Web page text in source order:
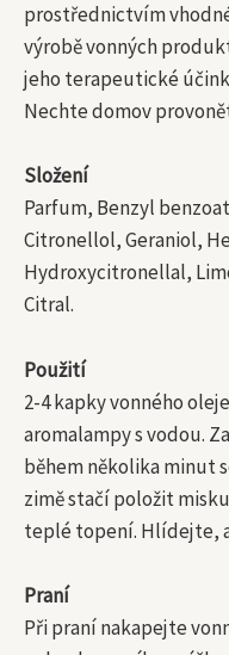
prostřednictvím
výrobě vonných
jeho terapeutické
Nechte domov
Složení
Parfum, Benzyl
Citronellol, Geraniol,
Hydroxycitronellal,
Citral.
Použití
2-4 kapky vonného
aromalampy s vodou.
během několika minut
zimě stačí položit
teplé topení. Hlídejte,
Praní
Při praní nakapejte